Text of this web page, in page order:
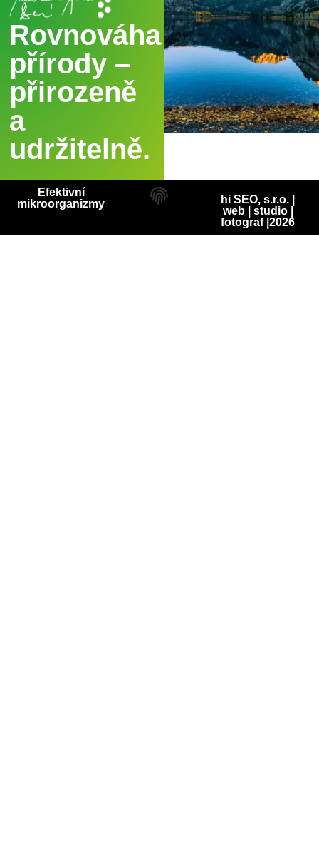
Rovnováha
přírody –
přirozeně
a
udržitelně.
hi SEO, s.r.o. |
web| studio|
fotograf|2026
Efektivní
mikroorganizmy